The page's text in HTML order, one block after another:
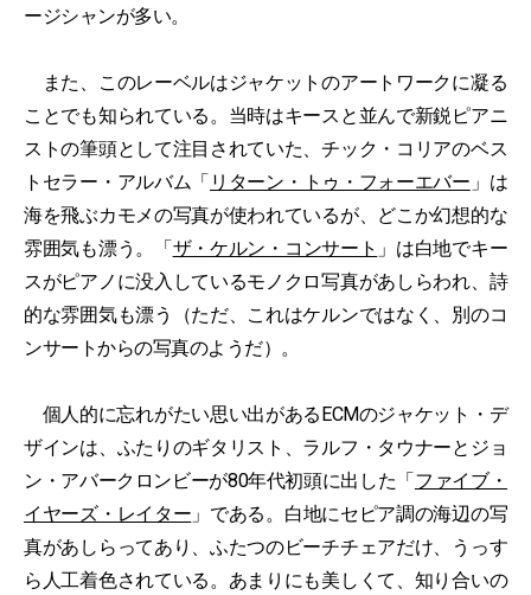
ージシャンが多い。
また、このレーベルはジャケットのアートワークに凝る
ことでも知られている。当時はキースと並んで新鋭ピアニ
ストの筆頭として注目されていた、チック・コリアのベス
トセラー・アルバム「 リターン・トゥ・フォーエバー 」は
海を飛ぶカモメの写真が使われているが、どこか幻想的な
雰囲気も漂う。「ザ・ケルン・コンサート 」は白地でキー
スがピアノに没入しているモノクロ写真があしらわれ、詩
的な雰囲気も漂う（ただ、これはケルンではなく、別のコ
ンサートからの写真のようだ）。
個人的に忘れがたい思い出があるECMのジャケット・デ
ザインは、ふたりのギタリスト、ラルフ・タウナーとジョ
ン・アバークロンビーが80年代初頭に出した「ファイブ・
イヤーズ・レイター 」である。白地にセピア調の海辺の写
真があしらってあり、ふたつのビーチチェアだけ、うっす
ら人工着色されている。あまりにも美しくて、知り合いの